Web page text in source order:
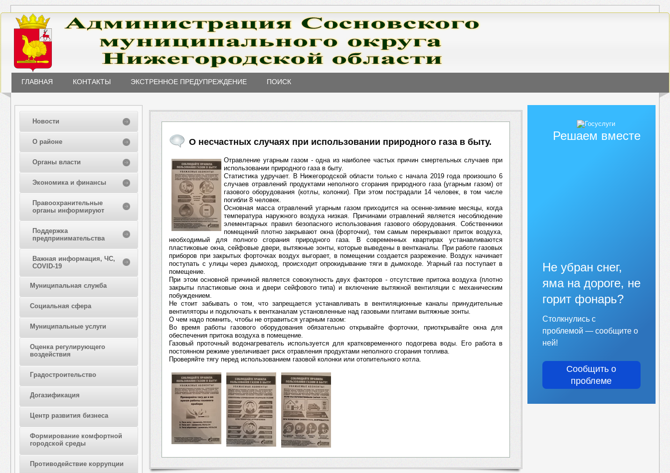
ГЛАВНАЯ КОНТАКТЫ ЭКСТРЕННОЕ ПРЕДУПРЕЖДЕНИЕ ПОИСК
Новости
О районе
Органы власти
Экономика и финансы
Правоохранительные
органы информируют
Поддержка
предпринимательства
Важная информация, ЧС,
COVID-19
Муниципальная служба
Социальная сфера
Муниципальные услуги
Оценка регулирующего
воздействия
Градостроительство
Догазификация
Центр развития бизнеса
Формирование комфортной
городской среды
Противодействие коррупции
О несчастных случаях при использовании природного газа в быту.
Отравление угарным газом - одна из наиболее частых причин смертельных случаев при
использовании природного газа в быту.
Статистика удручает. В Нижегородской области только с начала 2019 года произошло 6
случаев отравлений продуктами неполного сгорания природного газа (угарным газом) от
газового оборудования (котлы, колонки). При этом пострадали 14 человек, в том числе
погибли 8 человек.
Основная масса отравлений угарным газом приходится на осенне-зимние месяцы, когда
температура наружного воздуха низкая. Причинами отравлений является несоблюдение
элементарных правил безопасного использования газового оборудования. Собственники
помещений плотно закрывают окна (форточки), тем самым перекрывают приток воздуха,
необходимый для полного сгорания природного газа. В современных квартирах устанавливаются
пластиковые окна, сейфовые двери, вытяжные зонты, которые выведены в вентканалы. При работе газовых
приборов при закрытых форточках воздух выгорает, в помещении создается разрежение. Воздух начинает
поступать с улицы через дымоход, происходит опрокидывание тяги в дымоходе. Угарный газ поступает в
помещение.
При этом основной причиной является совокупность двух факторов - отсутствие притока воздуха (плотно
закрыты пластиковые окна и двери сейфового типа) и включение вытяжной вентиляции с механическим
побуждением.
Не стоит забывать о том, что запрещается устанавливать в вентиляционные каналы принудительные
вентиляторы и подключать к вентканалам установленные над газовыми плитами вытяжные зонты.
О чем надо помнить, чтобы не отравиться угарным газом:
Во время работы газового оборудования обязательно открывайте форточки, приоткрывайте окна для
обеспечения притока воздуха в помещение.
Газовый проточный водонагреватель используется для кратковременного подогрева воды. Его работа в
постоянном режиме увеличивает риск отравления продуктами неполного сгорания топлива.
Проверяйте тягу перед использованием газовой колонки или отопительного котла.
Решаем вместе
Не убран снег,
яма на дороге, не
горит фонарь?
Столкнулись с
проблемой — сообщите о
ней!
Сообщить о
проблеме